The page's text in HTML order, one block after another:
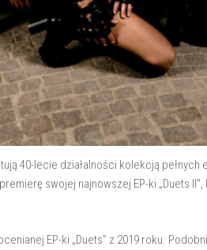
40-lecie działalności kolekcją
premierę swojej najnowszej EP-ki „Duets
EP-ki „Duets” z 2019 roku.